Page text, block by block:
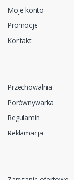
Moje konto
Promocje
Kontakt
Przechowalnia
Porównywarka
Regulamin
Reklamacja